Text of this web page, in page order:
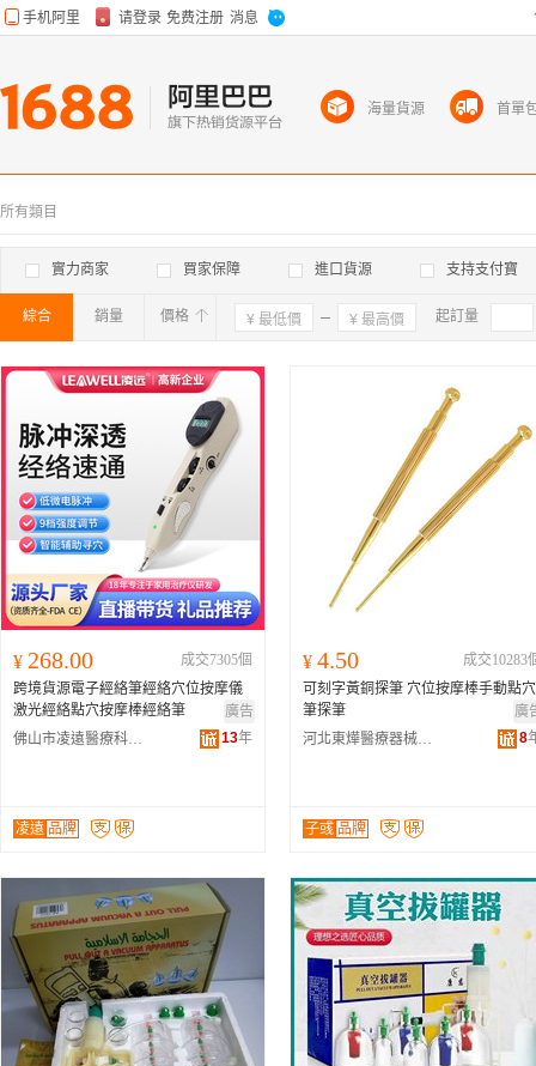
所有類目
實力商家 買家保障 進口貨源 支持支付寶
綜合 銷量 價格 確定 起訂量
¥ 268.00
成交7305個
跨境貨源電子經絡筆經絡穴位按摩儀
激光經絡點穴按摩棒經絡筆
廣告
佛山市凌遠醫療科技有限公司
13年
凌遠 品牌
¥ 4.50
成交10283
可刻字黃銅探筆 穴位按摩棒手動點穴
筆探筆
廣
河北東燁醫療器械有限公司
8
子彧 品牌
海量貨源 首單